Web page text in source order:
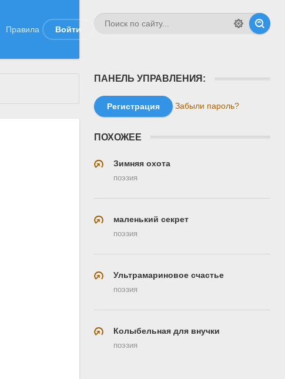
Правила Войти
ПАНЕЛЬ УПРАВЛЕНИЯ:
Регистрация Забыли пароль?
ПОХОЖЕЕ
Зимняя охота
поэзия
маленький секрет
поэзия
Ультрамариновое счастье
поэзия
Колыбельная для внучки
поэзия